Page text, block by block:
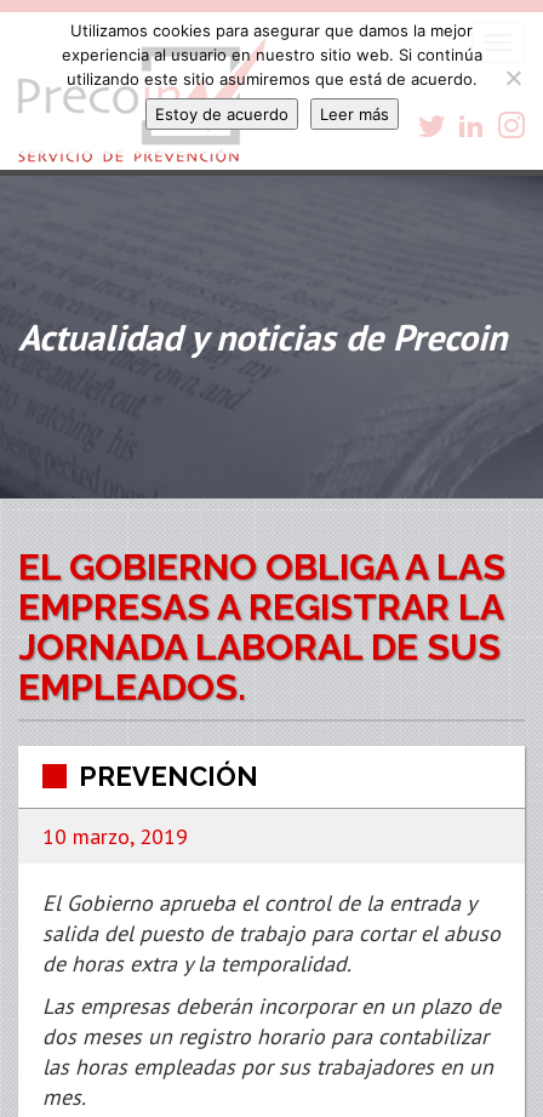
Actualidad y noticias de Precoin
EL GOBIERNO OBLIGA A LAS
EMPRESAS A REGISTRAR LA
JORNADA LABORAL DE SUS
EMPLEADOS.
PREVENCIÓN
10 marzo, 2019
El Gobierno aprueba el control de la entrada y
salida del puesto de trabajo para cortar el abuso
de horas extra y la temporalidad.
Las empresas deberán incorporar en un plazo de
dos meses un registro horario para contabilizar
las horas empleadas por sus trabajadores en un
mes.
Utilizamos cookies para asegurar que damos la mejor
experiencia al usuario en nuestro sitio web. Si continúa
utilizando este sitio asumiremos que está de acuerdo.
Estoy de acuerdo
Leer más